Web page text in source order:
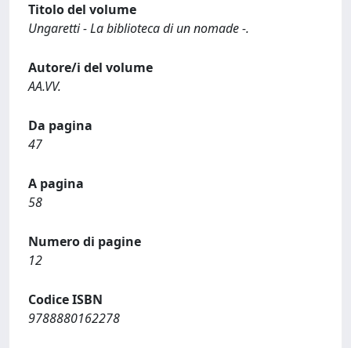
Titolo del volume
Ungaretti - La biblioteca di un nomade -.
Autore/i del volume
AA.VV.
Da pagina
47
A pagina
58
Numero di pagine
12
Codice ISBN
9788880162278